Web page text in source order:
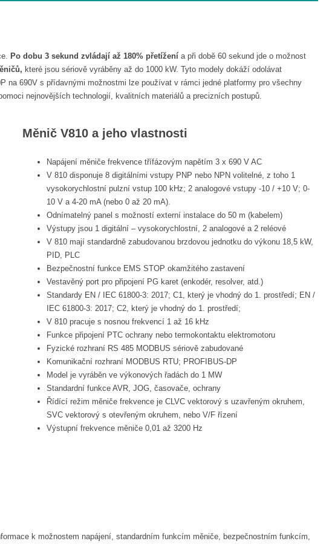
Po dobu 3 sekund zvládají až 180% přetížení a při době 60 sekund jde o možnost
které jsou sériově vyráběny až do 1000 kW. Tyto modely dokáží odolávat
690V s přídavnými možnostmi lze používat v rámci jedné platformy pro všechny
nejnovějších technologií, kvalitních materiálů a precizních postupů.
Měnič V810 a jeho vlastnosti
Napájení měniče frekvence třífázovým napětím 3 x 690 V AC
V 810 disponuje 8 digitálními vstupy PNP nebo NPN volitelné, z toho 1
vysokorychlostní pulzní vstup 100 kHz; 2 analogové vstupy -10 / +10 V; 0-
10 V a 4-20 mA (nebo 0 až 20 mA).
Odnímatelný panel s možností externí instalace do 50 m (kabelem)
Výstupy jsou 1 digitální – vysokorychlostní, 2 analogové a 2 reléové
V 810 mají standardně zabudovanou brzdovou jednotku do výkonu 18,5 kW,
PID, PLC
Bezpečnostní funkce EMS STOP okamžitého zastavení
Vestavěný port pro připojení PG karet (enkodér, resolver, atd.)
Standardy EN / IEC 61800-3: 2017; C1, který je vhodný do 1. prostředí; EN /
IEC 61800-3: 2017; C2, který je vhodný do 1. prostředí;
V 810 pracuje s nosnou frekvencí 1 až 16 kHz
Funkce připojení PTC ochrany nebo termokontaktu elektromotoru
Fyzické rozhraní RS 485 MODBUS sériově zabudované
Komunikační rozhraní MODBUS RTU; PROFIBUS-DP
Model je vyráběn ve výkonových řadách do 1 MW
Standardní funkce AVR, JOG, časovače, ochrany
Řídící režim měniče frekvence je CLVC vektorový s uzavřeným okruhem,
SVC vektorový s otevřeným okruhem, nebo V/F řízení
Výstupní frekvence měniče 0,01 až 3200 Hz
k možnostem napájení, standardním funkcím měniče, bezpečnostním funkcím,